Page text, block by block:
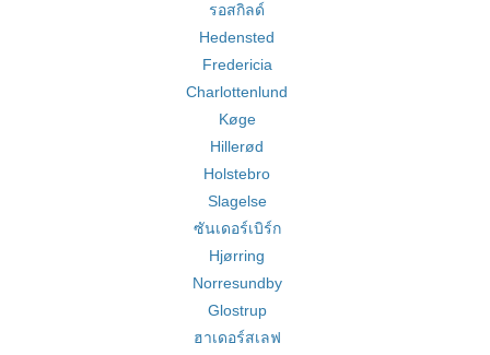
รอสกิลด์
Hedensted
Fredericia
Charlottenlund
Køge
Hillerød
Holstebro
Slagelse
ซันเดอร์เบิร์ก
Hjørring
Norresundby
Glostrup
ฮาเดอร์สเลฟ